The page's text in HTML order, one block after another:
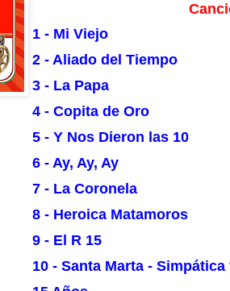
1 - Mi Viejo
2 - Aliado del Tiempo
3 - La Papa
4 - Copita de Oro
5 - Y Nos Dieron las 10
6 - Ay, Ay, Ay
7 - La Coronela
8 - Heroica Matamoros
9 - El R 15
10 - Santa Marta -